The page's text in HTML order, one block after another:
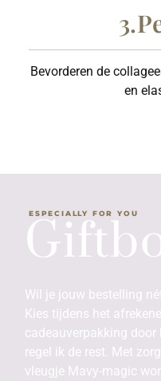
Bevorderen de
en
ESPECIALLY FOR YOU
Wil je jouw bestelling
Kies tijdens het
cadeauverpakking door
regel ik de rest. Met
vleugje Mavy-magic